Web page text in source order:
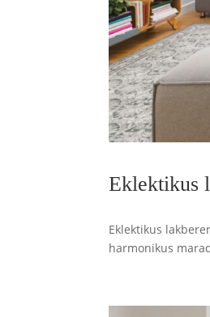
Eklektikus
Eklektikus
harmonikus